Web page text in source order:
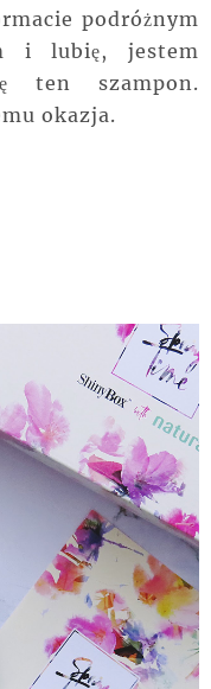
podróżnym
i lubię, jestem
ten szampon.
okazja.